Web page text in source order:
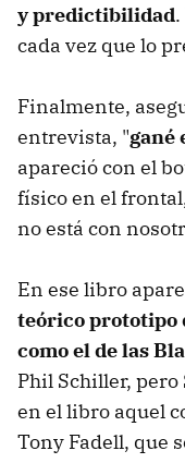
y predictibilidad
cada vez que lo
Finalmente,
entrevista, "gané
apareció con el
físico en el
no está con
En ese libro
teórico prototipo
como el de las
Phil Schiller, pero
en el libro aquel
Tony Fadell, que